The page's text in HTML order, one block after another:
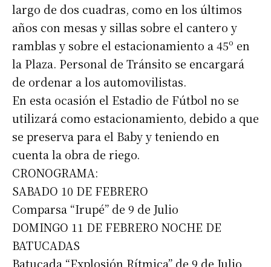
largo de dos cuadras, como en los últimos
años con mesas y sillas sobre el cantero y
ramblas y sobre el estacionamiento a 45º en
la Plaza. Personal de Tránsito se encargará
de ordenar a los automovilistas.
En esta ocasión el Estadio de Fútbol no se
utilizará como estacionamiento, debido a que
se preserva para el Baby y teniendo en
cuenta la obra de riego.
CRONOGRAMA:
SABADO 10 DE FEBRERO
Comparsa “Irupé” de 9 de Julio
DOMINGO 11 DE FEBRERO NOCHE DE
BATUCADAS
Batucada “Explosión Rítmica” de 9 de Julio